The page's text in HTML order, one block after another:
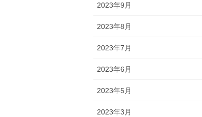
2023年9月
2023年8月
2023年7月
2023年6月
2023年5月
2023年3月